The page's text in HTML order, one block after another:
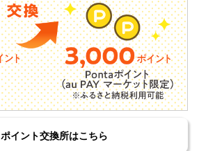
ポイント交換所はこちら